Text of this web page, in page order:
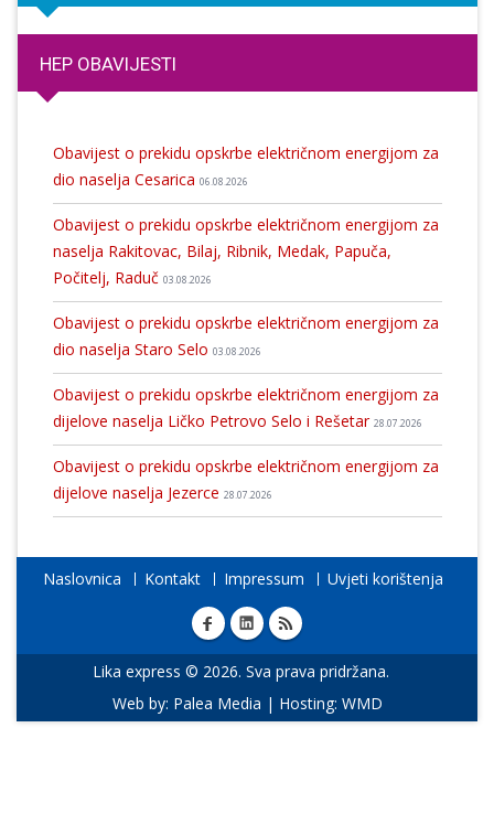
HEP OBAVIJESTI
Obavijest o prekidu opskrbe električnom energijom za
dio naselja Cesarica 06.08.2026
Obavijest o prekidu opskrbe električnom energijom za
naselja Rakitovac, Bilaj, Ribnik, Medak, Papuča,
Počitelj, Raduč 03.08.2026
Obavijest o prekidu opskrbe električnom energijom za
dio naselja Staro Selo 03.08.2026
Obavijest o prekidu opskrbe električnom energijom za
dijelove naselja Ličko Petrovo Selo i Rešetar 28.07.2026
Obavijest o prekidu opskrbe električnom energijom za
dijelove naselja Jezerce 28.07.2026
Naslovnica Kontakt Impressum Uvjeti korištenja
Lika express © 2026. Sva prava pridržana.
Web by: Palea Media | Hosting: WMD